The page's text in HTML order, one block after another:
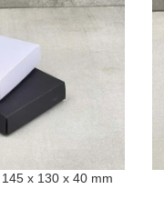
x 130 x 40 mm